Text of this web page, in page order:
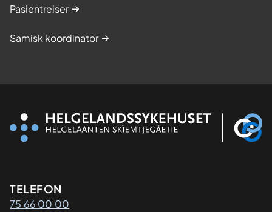
Pasientreiser
Samisk koordinator
Kontaktinformasjon
TELEFON
75 66 00 00